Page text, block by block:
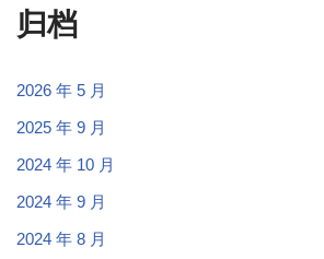
归档
2026 年 5 月
2025 年 9 月
2024 年 10 月
2024 年 9 月
2024 年 8 月